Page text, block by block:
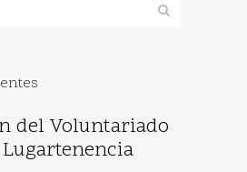
del Voluntariado